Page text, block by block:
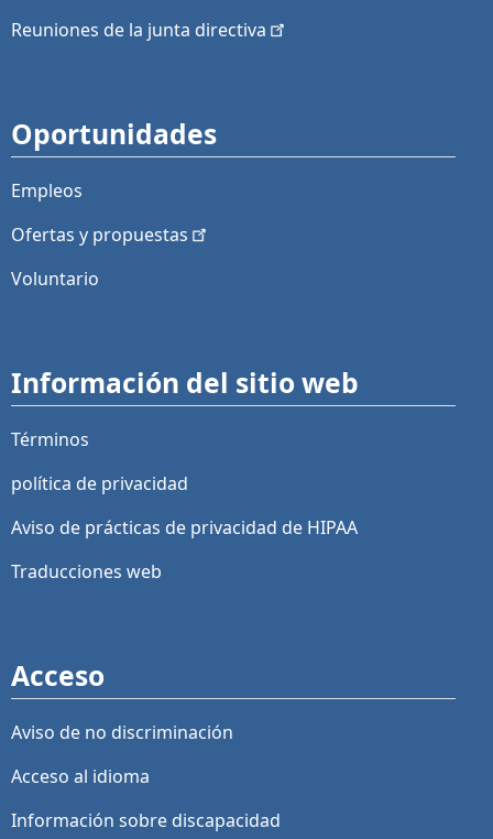
Reuniones de la junta directiva
Oportunidades
Empleos
Ofertas y propuestas
Voluntario
Información del sitio web
Términos
política de privacidad
Aviso de prácticas de privacidad de HIPAA
Traducciones web
Acceso
Aviso de no discriminación
Acceso al idioma
Información sobre discapacidad